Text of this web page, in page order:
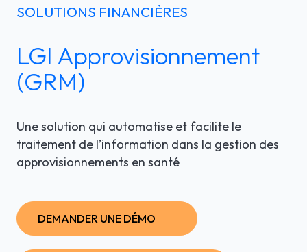
LGI ASSIGNATIONS (STROM)
LGI FINANCES (GRF)
LGI APPROVISIONNEMENT (GRM)
LGI DOCUMENTATION
ÉLECTRONIQUE (GDE)
LGI CONTINUUMCORE
LGI ARP (BOSTON WORKSTATION)
BROCHURES PRODUITS
WEBINAIRE(S) À VENIR
WEBINAIRES ENREGISTRÉS
INFOLETTRE
SOLUTIONS FINANCIÈRES
LGI Approvisionnement
(GRM)
Une solution qui automatise et facilite le
traitement de l’information dans la gestion des
approvisionnements en santé
DEMANDER UNE DÉMO